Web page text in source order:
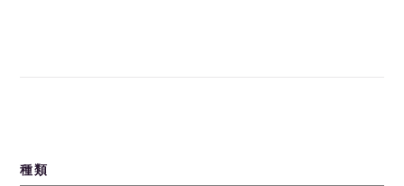
種類